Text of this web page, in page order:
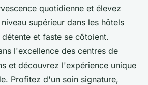
: détente et
2 min de lecture
quotidienne et élevez
supérieur dans les hôtels
et faste se côtoient.
l'excellence des centres de
et découvrez l'expérience unique
Profitez d'un soin signature,